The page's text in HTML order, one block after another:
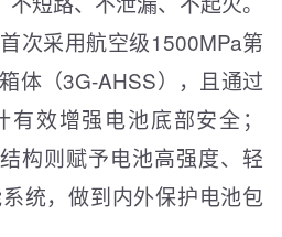
次采用航空级1500MPa第
体（3G-AHSS），且通过
效增强电池底部安全；
构则赋予电池高强度、轻
统，做到内外保护电池包